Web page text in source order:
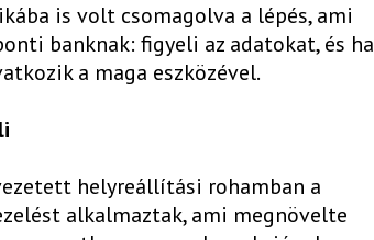
is volt csomagolva a lépés, ami
banknak: figyeli az adatokat, és ha
a maga eszközével.
helyreállítási rohamban a
alkalmaztak, ami megnövelte